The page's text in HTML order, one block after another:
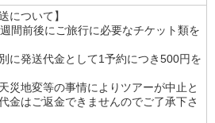
について】
間前後にご旅行に必要なチケット類を
に発送代金として1予約につき500円を
災地変等の事情によりツアーが中止と
金はご返金できませんのでご了承下さ